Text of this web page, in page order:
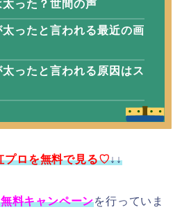
った？世間の声
ったと言われる最近の画
ったと言われる原因はス
プロを無料で見る♡↓↓
料キャンペーンを行っていま